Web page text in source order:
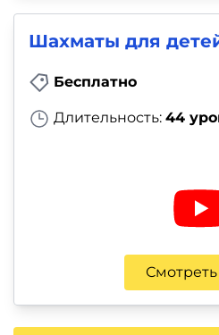
Шахматы для
Бесплатно
Длительность: 44